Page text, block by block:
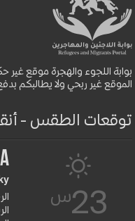
الموقع غير ربحي ولا يطالبكم
توقعات الطقس -
23س